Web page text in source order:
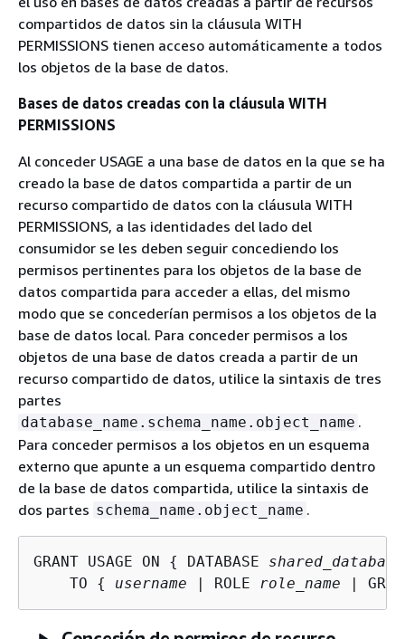
compartidos de datos sin la cláusula WITH
PERMISSIONS tienen acceso automáticamente a todos
los objetos de la base de datos.
Bases de datos creadas con la cláusula WITH
PERMISSIONS
Al conceder USAGE a una base de datos en la que se ha
creado la base de datos compartida a partir de un
recurso compartido de datos con la cláusula WITH
PERMISSIONS, a las identidades del lado del
consumidor se les deben seguir concediendo los
permisos pertinentes para los objetos de la base de
datos compartida para acceder a ellas, del mismo
modo que se concederían permisos a los objetos de la
base de datos local. Para conceder permisos a los
objetos de una base de datos creada a partir de un
recurso compartido de datos, utilice la sintaxis de tres
partes
database_name.schema_name.object_name .
Para conceder permisos a los objetos en un esquema
externo que apunte a un esquema compartido dentro
de la base de datos compartida, utilice la sintaxis de
dos partes schema_name.object_name .
GRANT USAGE ON { DATABASE
    TO
{ username | ROLE role_name |